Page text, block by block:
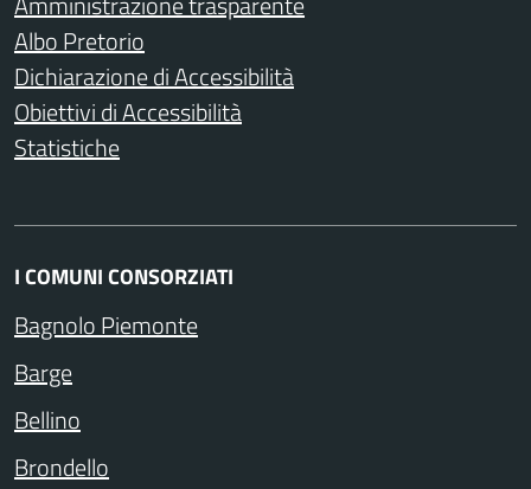
Albo Pretorio
Dichiarazione di Accessibilità
Obiettivi di Accessibilità
Statistiche
I COMUNI CONSORZIATI
Bagnolo Piemonte
Barge
Bellino
Brondello